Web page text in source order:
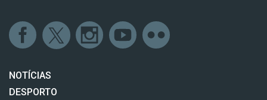
NOTÍCIAS
DESPORTO